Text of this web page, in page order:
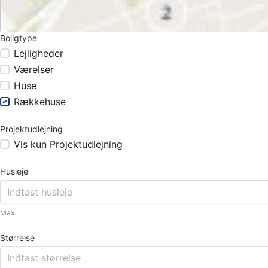
Boligtype
Lejligheder
Værelser
Huse
Rækkehuse
Projektudlejning
Vis kun Projektudlejning
Husleje
Max.
Størrelse